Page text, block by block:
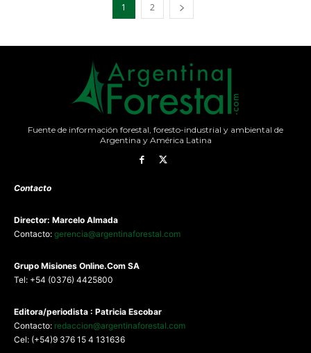
1 2
Fuente de información forestal, foresto-industrial y ambiental de
Argentina y América Latina
Contacto
Director: Marcelo Almada
Contacto: gerencia@argentinaforestal.com
Grupo Misiones Online.Com SA
Tel: +54 (0376) 4425800
Editora/periodista : Patricia Escobar
Contacto: redaccion@argentinaforestal.com
Cel: (+54)9 376 15 4 131636